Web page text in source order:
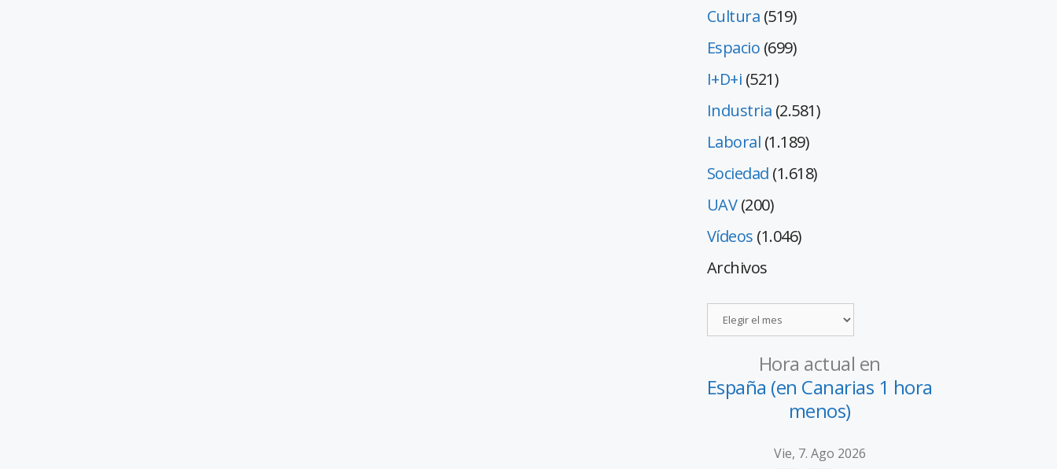
Cultura (519)
Espacio (699)
I+D+i (521)
Industria (2.581)
Laboral (1.189)
Sociedad (1.618)
UAV(200)
Vídeos (1.046)
Archivos
Hora actual en
España (en Canarias 1 hora
menos)